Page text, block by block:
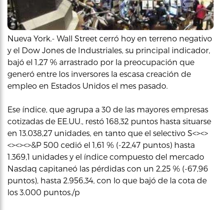
Nueva York.- Wall Street cerró hoy en terreno negativo
y el Dow Jones de Industriales, su principal indicador,
bajó el 1,27 % arrastrado por la preocupación que
generó entre los inversores la escasa creación de
empleo en Estados Unidos el mes pasado.
Ese índice, que agrupa a 30 de las mayores empresas
cotizadas de EE.UU., restó 168,32 puntos hasta situarse
en 13.038,27 unidades, en tanto que el selectivo S<><>
<><><>&P 500 cedió el 1,61 % (-22,47 puntos) hasta
1.369,1 unidades y el índice compuesto del mercado
Nasdaq capitaneó las pérdidas con un 2,25 % (-67,96
puntos), hasta 2.956,34, con lo que bajó de la cota de
los 3.000 puntos./p